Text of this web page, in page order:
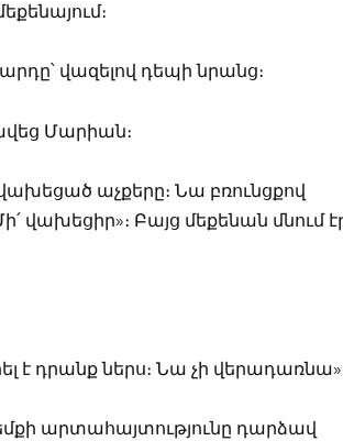
վազելով դեպի նրանց։
Մարիան։
աչքերը։ Նա բռունցքով
վախեցիր»։ Բայց մեքենան մնում
է դրանք ներս։ Նա չի
արտահայտությունը դարձավ